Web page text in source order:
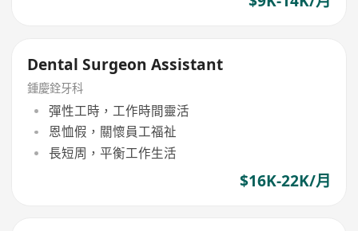
Dental Surgeon Assistant
鍾慶銓牙科
彈性工時，工作時間靈活
恩恤假，關懷員工福祉
長短周，平衡工作生活
$16K-22K/月